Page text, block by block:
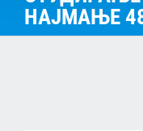
НАЈМАЊЕ